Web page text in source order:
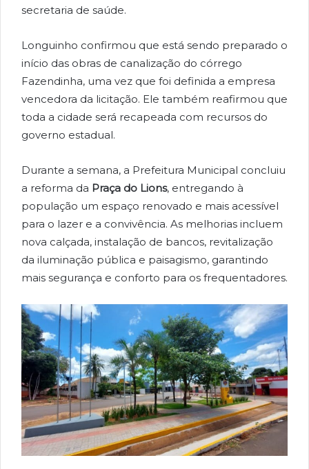
secretaria de saúde.
Longuinho confirmou que está sendo preparado o
início das obras de canalização do córrego
Fazendinha, uma vez que foi definida a empresa
vencedora da licitação. Ele também reafirmou que
toda a cidade será recapeada com recursos do
governo estadual.
Durante a semana, a Prefeitura Municipal concluiu
a reforma da Praça do Lions, entregando à
população um espaço renovado e mais acessível
para o lazer e a convivência. As melhorias incluem
nova calçada, instalação de bancos, revitalização
da iluminação pública e paisagismo, garantindo
mais segurança e conforto para os frequentadores.